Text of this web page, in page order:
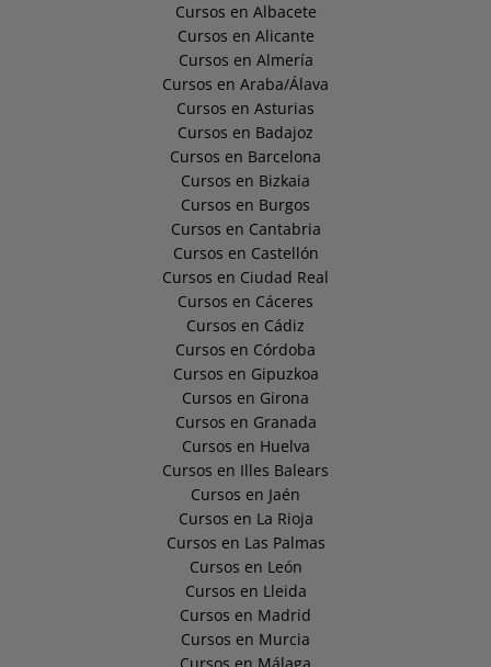
Cursos en Albacete
Cursos en Alicante
Cursos en Almería
Cursos en Araba/Álava
Cursos en Asturias
Cursos en Badajoz
Cursos en Barcelona
Cursos en Bizkaia
Cursos en Burgos
Cursos en Cantabria
Cursos en Castellón
Cursos en Ciudad Real
Cursos en Cáceres
Cursos en Cádiz
Cursos en Córdoba
Cursos en Gipuzkoa
Cursos en Girona
Cursos en Granada
Cursos en Huelva
Cursos en Illes Balears
Cursos en Jaén
Cursos en La Rioja
Cursos en Las Palmas
Cursos en León
Cursos en Lleida
Cursos en Madrid
Cursos en Murcia